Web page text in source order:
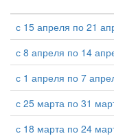
с 15 апреля по 21
с 8 апреля по 14
с 1 апреля по 7
с 25 марта по 31
с 18 марта по 24